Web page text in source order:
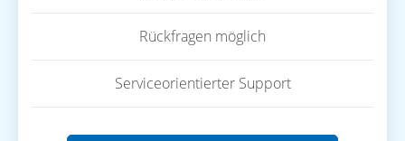
Rückfragen möglich
Serviceorientierter Support